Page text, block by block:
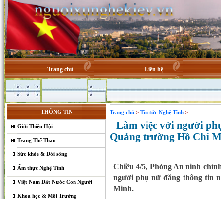
Trang chủ Liên hệ
THÔNG TIN
Giới Thiệu Hội
Trang Thể Thao
Sức khỏe & Đời sống
Ẩm thực Nghệ Tĩnh
Việt Nam Đất Nước Con Người
Khoa học & Môi Trường
Trang chủ > Tin tức Nghệ Tĩnh >
Làm việc với người
Quảng trường Hồ Chí
Chiều 4/5, Phòng An ninh
người phụ nữ đăng thông tin
Minh.